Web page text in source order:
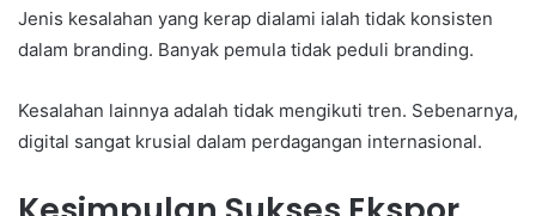
Jenis kesalahan yang kerap dialami ialah tidak konsisten
dalam branding. Banyak pemula tidak peduli branding.
Kesalahan lainnya adalah tidak mengikuti tren. Sebenarnya,
digital sangat krusial dalam perdagangan internasional.